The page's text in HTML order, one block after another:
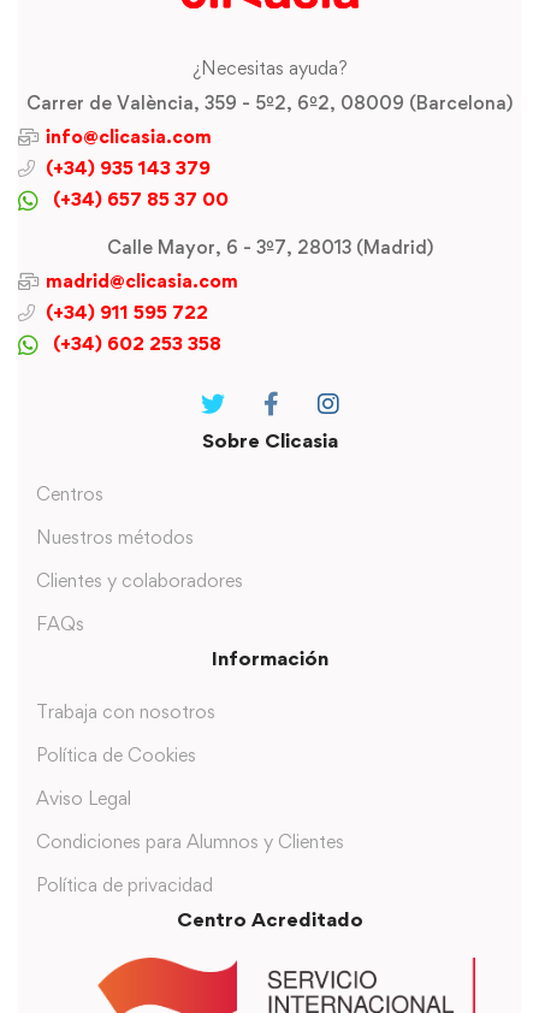
¿Necesitas ayuda?
Carrer de València, 359 - 5º2, 6º2, 08009 (Barcelona)
info@clicasia.com
(+34) 935 143 379
(+34) 657 85 37 00
Calle Mayor, 6 - 3º7, 28013 (Madrid)
madrid@clicasia.com
(+34) 911 595 722
(+34) 602 253 358
Sobre Clicasia
Centros
Nuestros métodos
Clientes y colaboradores
FAQs
Información
Trabaja con nosotros
Política de Cookies
Aviso Legal
Condiciones para Alumnos y Clientes
Política de privacidad
Centro Acreditado